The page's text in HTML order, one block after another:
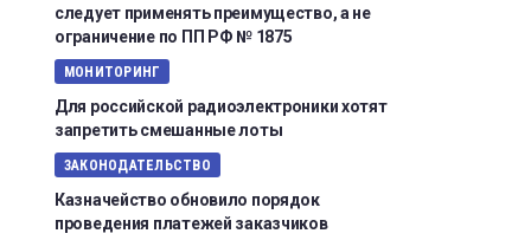
следует применять преимущество, а не
ограничение по ПП РФ № 1875
МОНИТОРИНГ
Для российской радиоэлектроники хотят
запретить смешанные лоты
ЗАКОНОДАТЕЛЬСТВО
Казначейство обновило порядок
проведения платежей заказчиков